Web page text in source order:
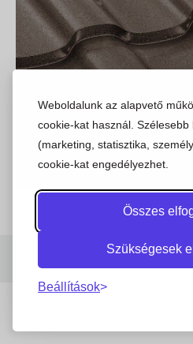
Weboldalunk az alapvető
cookie-kat használ.
(marketing, statisztika,
cookie-kat engedélyezhet.
Összes
Szükségesek
Beállítások
© Copyright 2023 | Stajer.hu